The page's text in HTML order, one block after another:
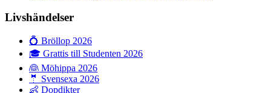
Livshändelser
💍 Bröllop 2026
🎓 Grattis till Studenten 2026
👰 Möhippa 2026
🤵 Svensexa 2026
👶 Dopdikter